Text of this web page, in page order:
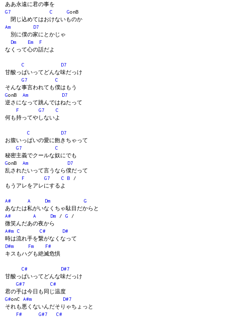
ああ永遠に君の事を
G7
C GonB
閉じ込めてはおけないものか
Am
D7
別に僕の家にとかじゃ
Dm
Em
F
なくって心の話だよ
C
D7
甘酸っぱいってどんな味だっけ
G7
C
そんな事言われても僕はもう
GonB Am
D7
逆さになって跳んではねたって
F
G7
C
何も持ってやしないよ
C
D7
お腹いっぱいの愛に飽きちゃって
G7
C
秘密主義でクールな奴にでも
GonB Am
D7
乱されたいって言うなら僕だって
F
G7 C B /
もうアレをアレにするよ
A# A Dm
G
あなたは私がいなくちゃ駄目だからと
A#
A Dm / G /
微笑んだあの夜から
A#m
C C#
D#
時は流れ手を繋がなくなって
D#m
Fm
F#
キスもハグも絶滅危惧
C#
D#7
甘酸っぱいってどんな味だっけ
G#7
C#
君の手は今日も同じ温度
G#onC A#m
D#7
それも悪くないんだそりゃちょっと
F#
G#7
C#